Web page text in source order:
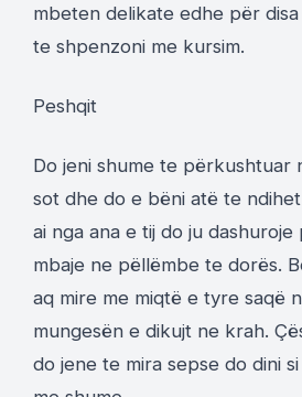
mbeten delikate edhe për
te shpenzoni me kursim.
Peshqit
Do jeni shume te përkushtuar
sot dhe do e bëni atë te
ai nga ana e tij do ju
mbaje ne pëllëmbe te dorës.
aq mire me miqtë e tyre saqë
mungesën e dikujt ne krah.
do jene te mira sepse do dini